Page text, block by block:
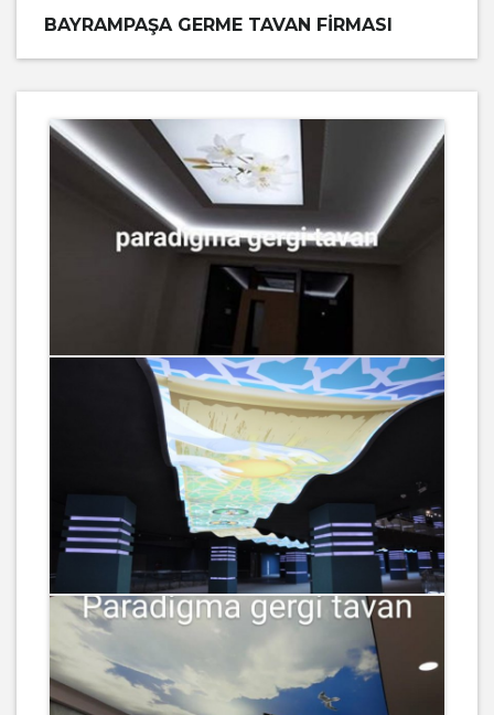
BAYRAMPAŞA GERME TAVAN FIRMASI